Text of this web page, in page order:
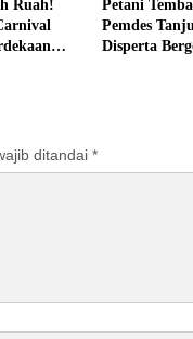
Ruah!
Petani
Pemdes
Disperta
ditandai *